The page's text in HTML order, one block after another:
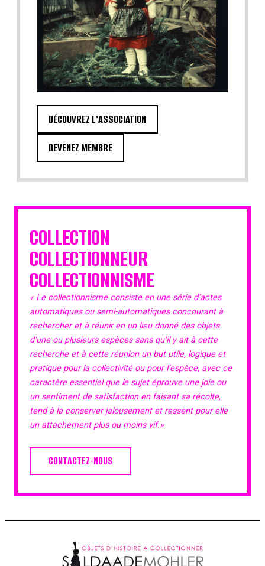
DÉCOUVREZ L'ASSOCIATION
DEVENEZ MEMBRE
COLLECTION
COLLECTIONNEUR
COLLECTIONNISME
« Le collectionnisme consiste en une série d’actes
automatiques ou semi-automatiques concourant à
rechercher et à réunir en un lieu donné des objets
d’une ou plusieurs espèces sans qu’il y ait à cette
recherche et à cette réunion un but utile, logique et
pratique pour la collectivité ou pour l’espèce, avec ce
caractère essentiel que le sujet éprouve une joie ou
un sentiment de satisfaction en faisant sa récolte,
tend à la conserver jalousement et ressent pour elle
un attachement plus ou moins vif.»
CONTACTEZ-NOUS